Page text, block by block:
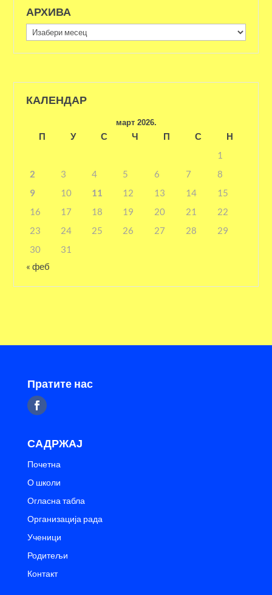
АРХИВА
Архива
КАЛЕНДАР
март 2026.
П У С Ч П С
Н
1
2
3 4 5 6 7
8
9
10 11 12 13 14
15
16
17 18 19 20 21
22
23
24 25 26 27 28
29
30
31
« феб
Пратите нас
САДРЖАЈ
Почетна
О школи
Огласна табла
Организација рада
Ученици
Родитељи
Контакт